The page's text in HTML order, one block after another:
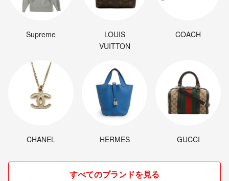
Supreme
LOUIS
VUITTON
COACH
CHANEL HERMES GUCCI
すべてのブランドを見る